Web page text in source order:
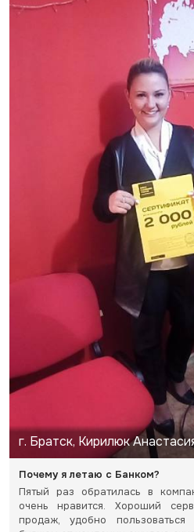
г. Братск, Кирилюк
Почему я летаю с Банком?
Пятый раз обратилась в
очень нравится. Хороший
продаж, удобно